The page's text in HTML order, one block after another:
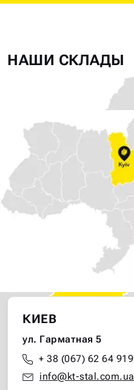
НАШИ СКЛАДЫ
КИЕВ
ул. Гарматная 5
+ 38 (067) 62 64 919
info@kt-stal.com.ua